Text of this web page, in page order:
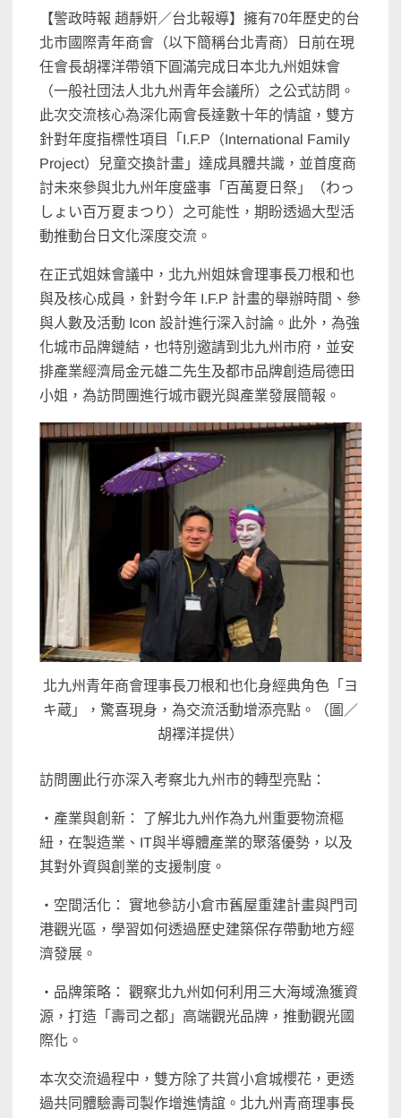
【警政時報 趙靜姸／台北報導】擁有70年歷史的台
北市國際青年商會（以下簡稱台北青商）日前在現
任會長胡襗洋帶領下圓滿完成日本北九州姐妹會
（一般社団法人北九州青年会議所）之公式訪問。
此次交流核心為深化兩會長達數十年的情誼，雙方
針對年度指標性項目「I.F.P（International Family
Project）兒童交換計畫」達成具體共識，並首度商
討未來參與北九州年度盛事「百萬夏日祭」（わっ
しょい百万夏まつり）之可能性，期盼透過大型活
動推動台日文化深度交流。
在正式姐妹會議中，北九州姐妹會理事長刀根和也
與及核心成員，針對今年 I.F.P 計畫的舉辦時間、參
與人數及活動 Icon 設計進行深入討論。此外，為強
化城市品牌鏈結，也特別邀請到北九州市府，並安
排產業經濟局金元雄二先生及都市品牌創造局德田
小姐，為訪問團進行城市觀光與產業發展簡報。
北九州青年商會理事長刀根和也化身經典角色「ヨ
キ蔵」，驚喜現身，為交流活動增添亮點。（圖／
胡襗洋提供）
訪問團此行亦深入考察北九州市的轉型亮點：
・產業與創新： 了解北九州作為九州重要物流樞
紐，在製造業、IT與半導體產業的聚落優勢，以及
其對外資與創業的支援制度。
・空間活化： 實地參訪小倉市舊屋重建計畫與門司
港觀光區，學習如何透過歷史建築保存帶動地方經
濟發展。
・品牌策略： 觀察北九州如何利用三大海域漁獲資
源，打造「壽司之都」高端觀光品牌，推動觀光國
際化。
本次交流過程中，雙方除了共賞小倉城櫻花，更透
過共同體驗壽司製作增進情誼。北九州青商理事長